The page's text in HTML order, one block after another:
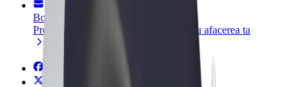
Bolt for Business
Produse și servicii Bolt adaptate pentru afacerea ta